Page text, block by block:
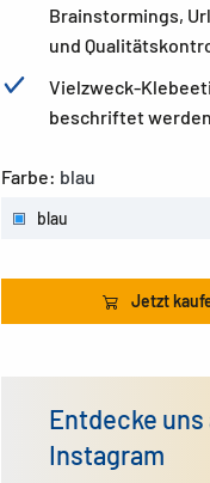
Brainstormings,
und
Vielzweck-
beschriftet
Farbe: blau
blau
Jetzt
Entdecke uns
Instagram